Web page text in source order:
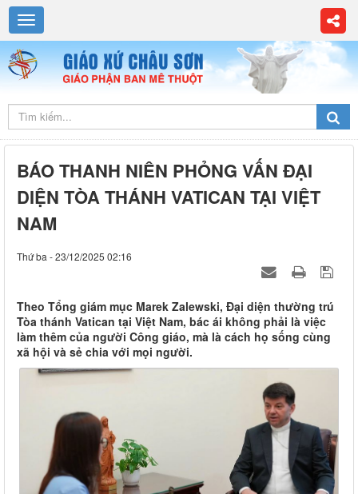
BÁO THANH NIÊN PHỎNG VẤN ĐẠI
DIỆN TÒA THÁNH VATICAN TẠI VIỆT
NAM
Thứ ba - 23/12/2025 02:16
Theo Tổng giám mục Marek Zalewski, Đại diện thường trú
Tòa thánh Vatican tại Việt Nam, bác ái không phải là việc
làm thêm của người Công giáo, mà là cách họ sống cùng
xã hội và sẻ chia với mọi người.